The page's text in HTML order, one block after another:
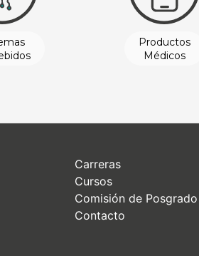
Ingeniería
Productos
Médicos
Carreras
Cursos
Comisión de Posgrado
Contacto